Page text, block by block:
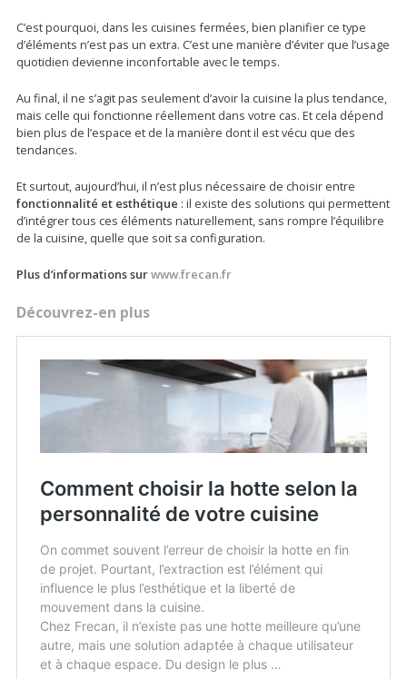
C’est pourquoi, dans les cuisines fermées, bien planifier ce type
d’éléments n’est pas un extra. C’est une manière d’éviter que l’usage
quotidien devienne inconfortable avec le temps.
Au final, il ne s’agit pas seulement d’avoir la cuisine la plus tendance,
mais celle qui fonctionne réellement dans votre cas. Et cela dépend
bien plus de l’espace et de la manière dont il est vécu que des
tendances.
Et surtout, aujourd’hui, il n’est plus nécessaire de choisir entre
fonctionnalité et esthétique : il existe des solutions qui permettent
d’intégrer tous ces éléments naturellement, sans rompre l’équilibre
de la cuisine, quelle que soit sa configuration.
Plus d’informations surwww.frecan.fr
Découvrez-en plus